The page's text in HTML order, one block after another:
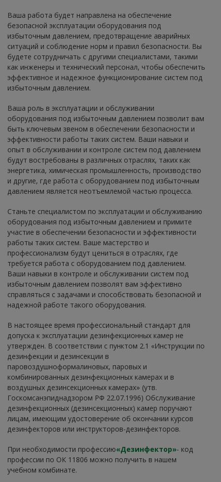
Ваша работа будет направлена на обеспечение
безопасной эксплуатации оборудования под
избыточным давлением, предотвращение аварийных
ситуаций и соблюдение норм и правил безопасности. Вы
будете сотрудничать с другими специалистами, такими
как инженеры и технический персонал, чтобы обеспечить
эффективное и надежное функционирование систем под
избыточным давлением.
Ваша роль в эксплуатации и обслуживании
оборудования под избыточным давлением позволит вам
быть ключевым звеном в обеспечении безопасности и
эффективности работы таких систем. Ваши навыки и
опыт в обслуживании и контроле систем под давлением
будут востребованы в различных отраслях, таких как
энергетика, химическая промышленность, производство
и другие, где работа с оборудованием под избыточным
давлением является неотъемлемой частью процесса.
Станьте специалистом по эксплуатации и обслуживанию
оборудования под избыточным давлением и примите
участие в обеспечении безопасности и эффективности
работы таких систем. Ваше мастерство и
профессионализм будут цениться в отраслях, где
требуется работа с оборудованием под давлением.
Ваши навыки в контроле и обслуживании систем под
избыточным давлением позволят вам эффективно
справляться с задачами и способствовать безопасной и
надежной работе такого оборудования.
В настоящее время профессиональный стандарт для
допуска к эксплуатации дезинфекционных камер не
утвержден. В соответствии с пунктом 2.1 «Инструкции по
дезинфекции и дезинсекции в
паровоздушноформалиновых, паровых и
комбинированных дезинфекционных камерах и в
воздушных дезинсекционных камерах» (утв.
Госкомсанэпиднадзором РФ 22.07.1996) Обслуживание
дезинфекционных (дезинсекционных) камер поручают
лицам, имеющим удостоверение об окончании курсов
дезинфекторов или инструкторов-дезинфекторов.
При необходимости профессию«Дезинфектор»- код
профессии по ОК 11806 можно получить в нашем
учебном комбинате.